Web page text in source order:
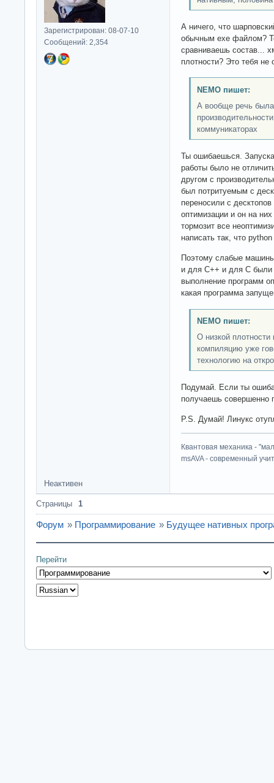
Зарегистрирован: 08-07-10
Сообщений: 2,354
А ничего, что
обычным exe файлом?
сравниваешь состав...
плотности? Это тебя не
NEMO пишет:
А вообще речь
коммуникаторах
Ты ошибаешься.
работы было не
другом с
был потритуемым с
переносили с
оптимизации и он на
тормозит все
написать так, что
Поэтому слабые
и для C++ и для C были
выполнение программ
какая программа
NEMO пишет:
О низкой плотности
компиляцию уже
технологию на
Подумай. Если ты
получаешь совершенно
P.S. Думай! Линукс
Квантовая механика -
msAVA - современный
Неактивен
Страницы 1
Форум » Программирование » Будущее нативных
Перейти